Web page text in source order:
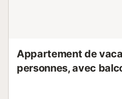
Appartement de
personnes, avec